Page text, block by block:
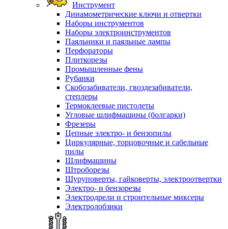
Инструмент
Динамометрические ключи и отвертки
Наборы инструментов
Наборы электроинструментов
Паяльники и паяльные лампы
Перфораторы
Плиткорезы
Промышленные фены
Рубанки
Скобозабиватели, гвоздезабиватели,
степлеры
Термоклеевые пистолеты
Угловые шлифмашины (болгарки)
Фрезеры
Цепные электро- и бензопилы
Циркулярные, торцовочные и сабельные
пилы
Шлифмашины
Штроборезы
Шуруповерты, гайковерты, электроотвертки
Электро- и бензорезы
Электродрели и строительные миксеры
Электролобзики